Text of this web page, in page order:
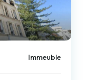
Immeuble